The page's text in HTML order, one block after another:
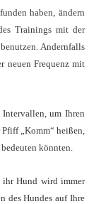
haben, ändern
Trainings mit der
Andernfalls
neuen Frequenz mit
um Ihren
„Komm“ heißen,
könnten.
ihr Hund wird immer
des Hundes auf Ihre